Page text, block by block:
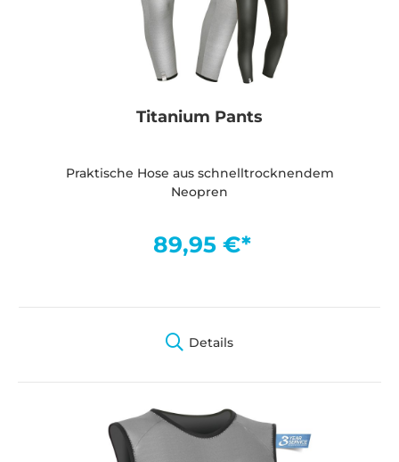
Titanium Pants
Praktische Hose aus schnelltrocknendem
Neopren
89,95 €*
Details